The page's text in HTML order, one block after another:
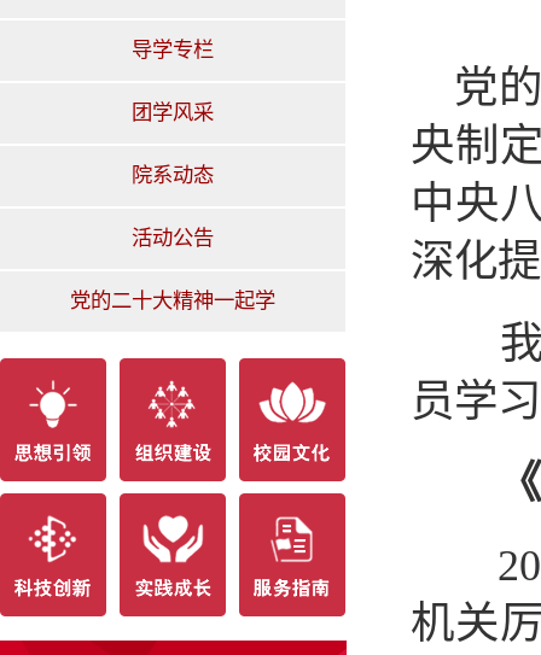
导学专栏
团学风采
院系动态
活动公告
党的二十大精神一起学
党
央制
中央
深化
我
员学
机关